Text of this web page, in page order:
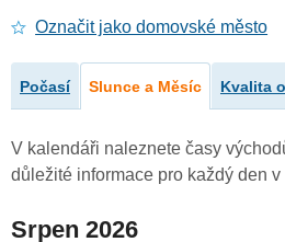
Označit jako domovské město
Počasí Slunce a Měsíc Kvalita
V kalendáři naleznete časy
důležité informace pro každý den v
Srpen 2026